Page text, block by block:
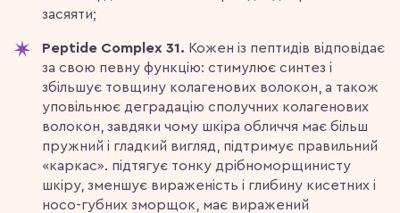
засяяти;
Peptide Complex 31. Кожен із пептидів відповідає
за свою певну функцію: стимулює синтез і
збільшує товщину колагенових волокон, а також
уповільнює деградацію сполучних колагенових
волокон, завдяки чому шкіра обличчя має більш
пружний і гладкий вигляд, підтримує правильний
«каркас». підтягує тонку дрібноморщинисту
шкіру, зменшує вираженість і глибину кисетних і
носо-губних зморщок, має виражений